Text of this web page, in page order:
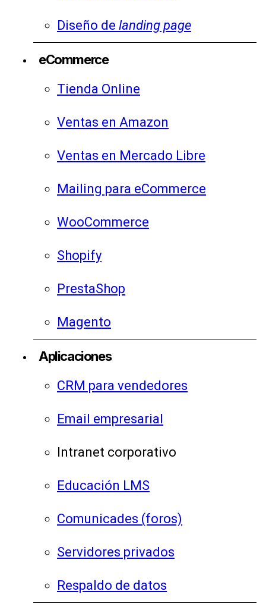
Diseño de landing page
eCommerce
Tienda Online
Ventas en Amazon
Ventas en Mercado Libre
Mailing para eCommerce
WooCommerce
Shopify
PrestaShop
Magento
Aplicaciones
CRM para vendedores
Email empresarial
Intranet corporativo
Educación LMS
Comunicades (foros)
Servidores privados
Respaldo de datos